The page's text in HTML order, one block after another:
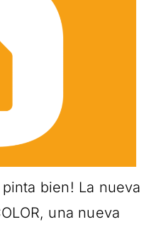
bien! La nueva
una nueva